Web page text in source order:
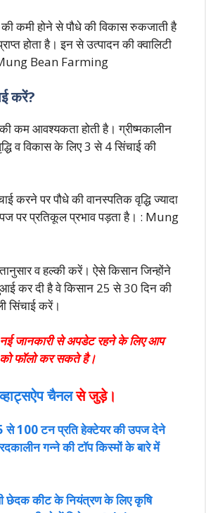
कमी होने से पौधे की विकास रुकजाती है
होता है। इन से उत्पादन की क्वालिटी
Mung Bean Farming
करें?
कम आवश्यकता होती है। ग्रीष्मकालीन
व विकास के लिए 3 से 4 सिंचाई की
करने पर पौधे की वानस्पतिक वृद्धि ज्यादा
पर प्रतिकूल प्रभाव पड़ता है। : Mung
व हल्की करें। ऐसे किसान जिन्होंने
कर दी है वे किसान 25 से 30 दिन की
सिंचाई करें।
जानकारी से अपडेट रहने के लिए आप
को फॉलो कर सकते है।
चैनलसे जुड़े।
से 100 टन प्रति हेक्टेयर की उपज देने
गन्ने की टॉप किस्मों के बारे में
छेदक कीट के नियंत्रण के लिए कृषि